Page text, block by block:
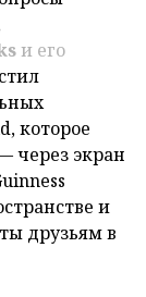
и его
которое
через экран
и
друзьям в